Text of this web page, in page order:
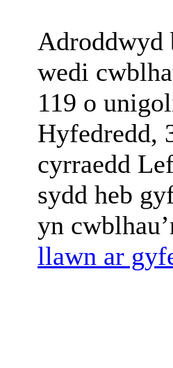
Adroddwyd
wedi
119 o
Hyfedredd,
cyrraedd
sydd heb
yn
llawn ar